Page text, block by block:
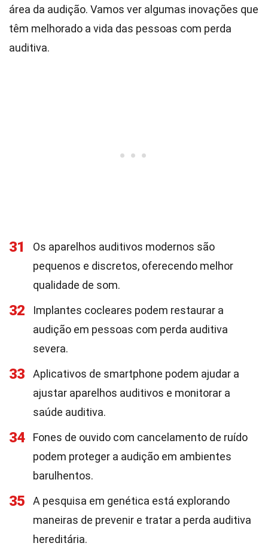
área da audição. Vamos ver algumas inovações que
têm melhorado a vida das pessoas com perda
auditiva.
31
Os aparelhos auditivos modernos são
pequenos e discretos, oferecendo melhor
qualidade de som.
32
Implantes cocleares podem restaurar a
audição em pessoas com perda auditiva
severa.
33
Aplicativos de smartphone podem ajudar a
ajustar aparelhos auditivos e monitorar a
saúde auditiva.
34
Fones de ouvido com cancelamento de ruído
podem proteger a audição em ambientes
barulhentos.
35
A pesquisa em genética está explorando
maneiras de prevenir e tratar a perda auditiva
hereditária.